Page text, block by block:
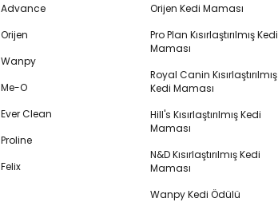
Advance
Orijen
Wanpy
Me-O
Ever Clean
Proline
Felix
Orijen Kedi Maması
Pro Plan Kısırlaştırılmış Kedi
Maması
Royal Canin Kısırlaştırılmış
Kedi Maması
Hill's Kısırlaştırılmış Kedi
Maması
N&D Kısırlaştırılmış Kedi
Maması
Wanpy Kedi Ödülü